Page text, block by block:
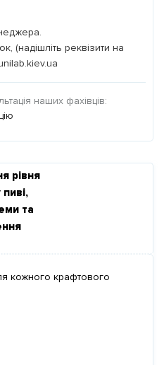
(надішліть реквізити на
наших фахівців:
рівня
пиві,
та
кожного крафтового